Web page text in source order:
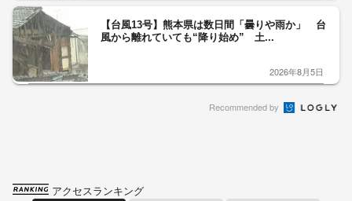
【台風13号】熊本県は数日間「曇りや雨か」 台
風から離れていても“降り始め” 土...
2026年8月5日
Recommended by
アクセスランキング